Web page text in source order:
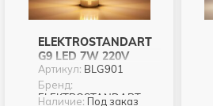
ELEKTROSTANDART
G9 LED 7W 220V
3300K (BLG901)
Артикул: BLG901
Бренд:
ELEKTROSTANDART
Наличие: Под заказ